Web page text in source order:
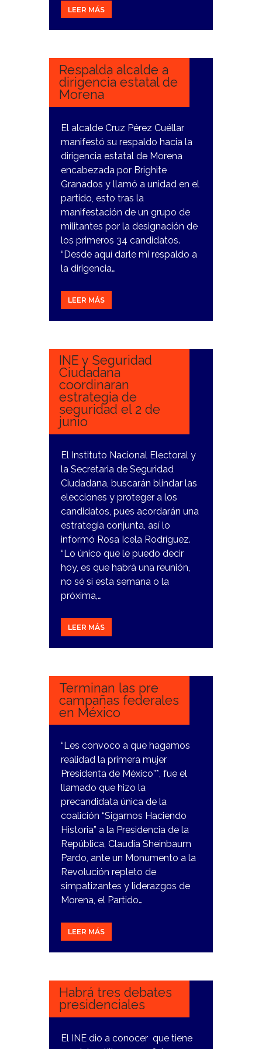
LEER MÁS
1
Respalda alcalde a
dirigencia estatal de
Morena
El alcalde Cruz Pérez Cuéllar
manifestó su respaldo hacia la
dirigencia estatal de Morena
encabezada por Brighite
Granados y llamó a unidad en el
partido, esto tras la
manifestación de un grupo de
militantes por la designación de
los primeros 34 candidatos.
“Desde aquí darle mi respaldo a
la dirigencia…
LEER MÁS
1
INE y Seguridad
Ciudadana
coordinaran
estrategia de
seguridad el 2 de
junio
El Instituto Nacional Electoral y
la Secretaria de Seguridad
Ciudadana, buscarán blindar las
elecciones y proteger a los
candidatos, pues acordarán una
estrategia conjunta, así lo
informó Rosa Icela Rodríguez.
“Lo único que le puedo decir
hoy, es que habrá una reunión,
no sé si esta semana o la
próxima,…
LEER MÁS
19
Terminan las pre
campañas federales
en México
“Les convoco a que hagamos
realidad la primera mujer
Presidenta de México”*, fue el
llamado que hizo la
precandidata única de la
coalición “Sigamos Haciendo
Historia” a la Presidencia de la
República, Claudia Sheinbaum
Pardo, ante un Monumento a la
Revolución repleto de
simpatizantes y liderazgos de
Morena, el Partido…
LEER MÁS
16
Habrá tres debates
presidenciales
El INE dio a conocer que tiene